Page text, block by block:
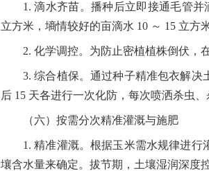
1.滴水齐苗。播种后立即接通毛管
立方米，墒情较好的亩滴水 10 ～ 15 立方
2. 化学调控。为防止密植植株倒伏，
3.综合植保。通过种子精准包衣解决
后 15 天各进行一次化防，每次喷洒杀虫
（六）按需分次精准灌溉与施肥
1.精准灌溉。根据玉米需水规律进行
壤含水量来确定。拔节期，土壤湿润深度